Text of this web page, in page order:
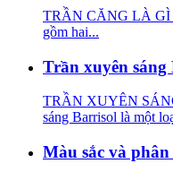
TRẦN CĂNG LÀ GÌ
gồm hai...
Trần xuyên sáng
TRẦN XUYÊN
sáng Barrisol là một
Màu sắc và phân